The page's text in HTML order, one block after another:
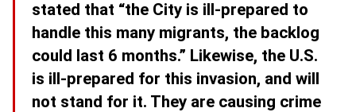
stated that “the City is ill-prepared to
handle this many migrants, the backlog
could last 6 months.” Likewise, the U.S.
is ill-prepared for this invasion, and will
not stand for it. They are causing crime